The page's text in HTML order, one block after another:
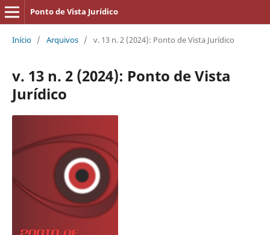
Ponto de Vista Jurídico
Início / Arquivos / v. 13 n. 2 (2024): Ponto de Vista Jurídico
v. 13 n. 2 (2024): Ponto de Vista
Jurídico